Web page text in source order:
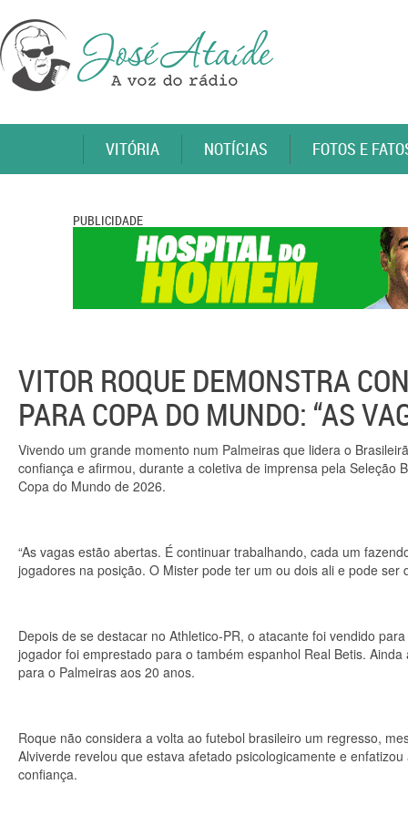
VITÓRIA NOTÍCIAS FOTOS E
PUBLICIDADE
VITOR ROQUE DEMONSTRA
PARA COPA DO MUNDO: “AS
Vivendo um grande momento num Palmeiras que lidera o
confiança e afirmou, durante a coletiva de imprensa pela
Copa do Mundo de 2026.
“As vagas estão abertas. É continuar trabalhando, cada um
jogadores na posição. O Mister pode ter um ou dois ali e pode ser
Depois de se destacar no Athletico-PR, o atacante foi vendido
jogador foi emprestado para o também espanhol Real Betis.
para o Palmeiras aos 20 anos.
Roque não considera a volta ao futebol brasileiro um regresso,
Alviverde revelou que estava afetado psicologicamente e
confiança.